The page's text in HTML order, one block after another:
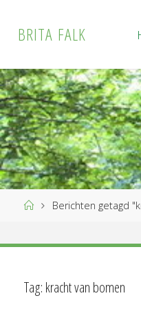
naar
inhoud
BRITA FALK
HomeBerichten getagd
Tag: kracht van bomen